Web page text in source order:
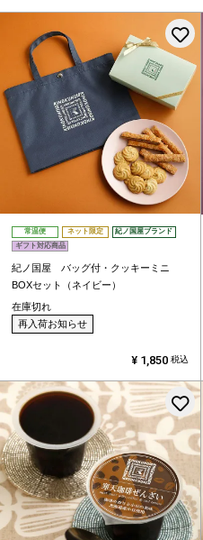
常温便 ネット限定
紀ノ国屋ブランド
ギフト対応商品
紀ノ国屋 バッグ付・クッキーミニ
BOXセット（ネイビー）
在庫切れ
再入荷お知らせ
¥ 1,850 税込